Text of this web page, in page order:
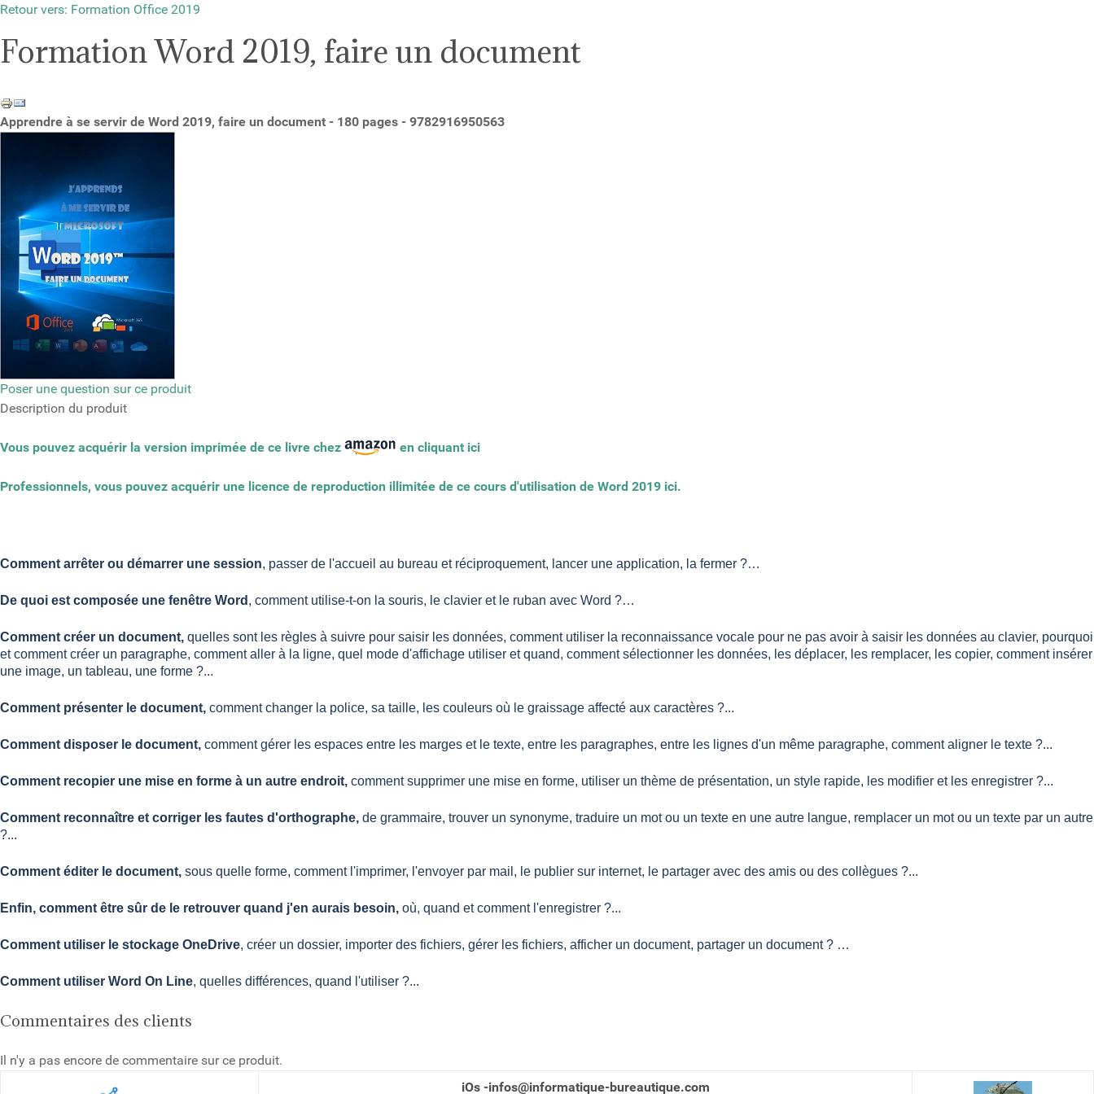
Retour vers: Formation Office 2019
Formation Word 2019, faire un document
Apprendre à se servir de Word 2019, faire un document - 180 pages - 9782916950563
Poser une question sur ce produit
Description du produit
Vous pouvez acquérir la version imprimée de ce livre chez en cliquant ici
Professionnels, vous pouvez acquérir une licence de reproduction illimitée de ce cours d'utilisation de Word 2019 ici.
Comment arrêter ou démarrer une session, passer de l'accueil au bureau et réciproquement, lancer une application, la fermer ?…
De quoi est composée une fenêtre Word , comment utilise-t-on la souris, le clavier et le ruban avec Word ?…
Comment créer un document, quelles sont les règles à suivre pour saisir les données, comment utiliser la reconnaissance vocale pour ne pas avoir à saisir les données au clavier, pourquoi
et comment créer un paragraphe, comment aller à la ligne, quel mode d'affichage utiliser et quand, comment sélectionner les données, les déplacer, les remplacer, les copier, comment insérer
une image, un tableau, une forme ?...
Comment présenter le document, comment changer la police, sa taille, les couleurs où le graissage affecté aux caractères ?...
Comment disposer le document, comment gérer les espaces entre les marges et le texte, entre les paragraphes, entre les lignes d'un même paragraphe, comment aligner le texte ?...
Comment recopier une mise en forme à un autre endroit, comment supprimer une mise en forme, utiliser un thème de présentation, un style rapide, les modifier et les enregistrer ?...
Comment reconnaître et corriger les fautes d'orthographe, de grammaire, trouver un synonyme, traduire un mot ou un texte en une autre langue, remplacer un mot ou un texte par un autre
?...
Comment éditer le document, sous quelle forme, comment l'imprimer, l'envoyer par mail, le publier sur internet, le partager avec des amis ou des collègues ?...
Enfin, comment être sûr de le retrouver quand j'en aurais besoin, où, quand et comment l'enregistrer ?...
Comment utiliser le stockage OneDrive, créer un dossier, importer des fichiers, gérer les fichiers, afficher un document, partager un document ? …
Comment utiliser Word On Line, quelles différences, quand l'utiliser ?...
Commentaires des clients
Il n'y a pas encore de commentaire sur ce produit.
iOs -infos@informatique-bureautique.com